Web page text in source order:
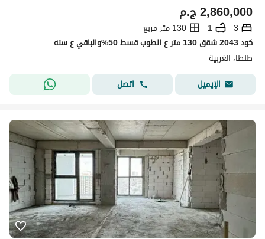
ج.م2,860,000
3
1
130 متر مربع
كود 2043 شقق 130 متر ع الطوب قسط 50%والباقي ع سنه
طنطا، الغربية
الإيميل
اتصل